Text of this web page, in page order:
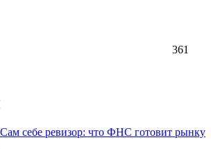
361
Сам себе ревизор: что ФНС готовит рынку